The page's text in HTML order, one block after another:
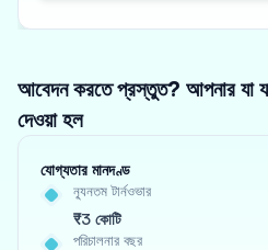
আবেদন করতে প্রস্তুত? আপনার যা
দেওয়া হল
যোগ্যতার মানদণ্ড
ন্যূনতম টার্নওভার
₹3 কোটি
পরিচালনার বছর